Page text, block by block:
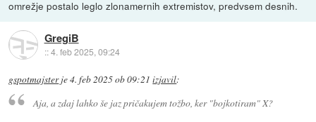
omrežje postalo leglo zlonamernih extremistov, predvsem desnih.
GregiB
::4. feb 2025, 09:24
gspotmajsterje4. feb 2025 ob 09:21 izjavil:
Aja, a zdaj lahko še jaz pričakujem tožbo, ker "bojkotiram" X?